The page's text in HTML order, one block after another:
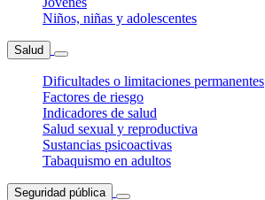
Niños, niñas y adolescentes
Salud
Dificultades o limitaciones permanentes
Factores de riesgo
Indicadores de salud
Salud sexual y reproductiva
Sustancias psicoactivas
Tabaquismo en adultos
Seguridad pública